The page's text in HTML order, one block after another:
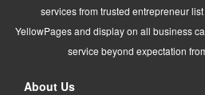
services from trusted entrepreneur
YellowPages and display on all business
service beyond expectation
About Us